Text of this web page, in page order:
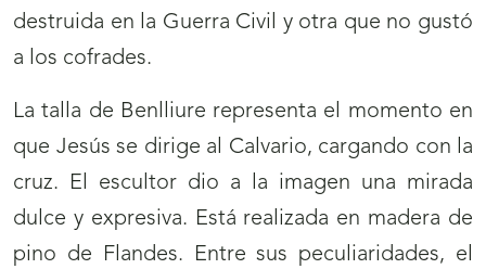
destruida en la Guerra Civil y otra que no gustó
a los cofrades.
La talla de Benlliure representa el momento en
que Jesús se dirige al Calvario, cargando con la
cruz. El escultor dio a la imagen una mirada
dulce y expresiva. Está realizada en madera de
pino de Flandes. Entre sus peculiaridades, el